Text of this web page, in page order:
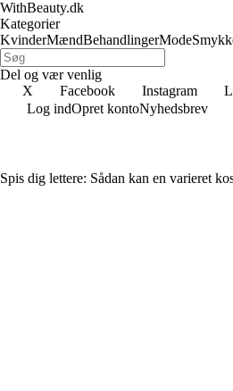
WithBeauty.dk
Kategorier
KvinderMændBehandlingerMode
Del og vær venlig
X
Facebook Instagram
Log indOpret kontoNyhedsbrev
Spis dig lettere: Sådan kan en varieret